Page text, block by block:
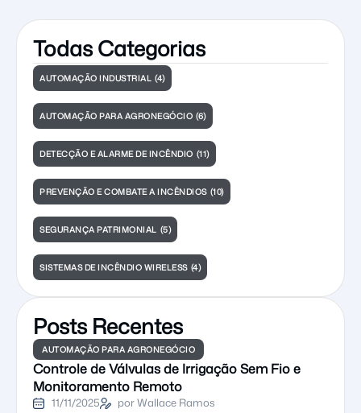
Todas Categorias
AUTOMAÇÃO INDUSTRIAL (4)
AUTOMAÇÃO PARA AGRONEGÓCIO (6)
DETECÇÃO E ALARME DE INCÊNDIO (11)
PREVENÇÃO E COMBATE A INCÊNDIOS (10)
SEGURANÇA PATRIMONIAL (5)
SISTEMAS DE INCÊNDIO WIRELESS (4)
Posts Recentes
AUTOMAÇÃO PARA AGRONEGÓCIO
Controle de Válvulas de Irrigação Sem Fio e
Monitoramento Remoto
11/11/2025 por Wallace Ramos